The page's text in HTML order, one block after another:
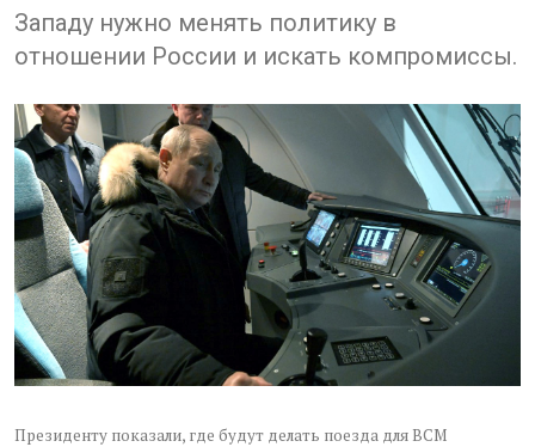
Западу нужно менять политику в
отношении России и искать компромиссы.
Президенту показали, где будут делать поезда для ВСМ